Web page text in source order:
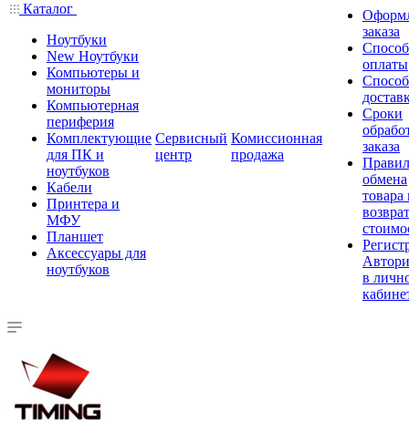
Каталог
Ноутбуки
New Ноутбуки
Компьютеры и
мониторы
Компьютерная
периферия
Комплектующие
для ПК и
ноутбуков
Кабели
Принтера и
МФУ
Планшет
Аксессуары для
ноутбуков
Сервисный
центр
Комиссионная
продажа
заказа
оплаты
Сроки
заказа
обмена
товара
в